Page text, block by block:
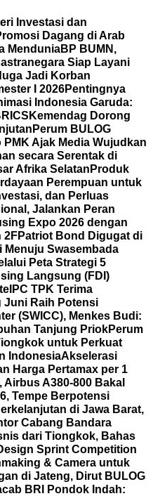
Investasi dan
Dagang di Arab
MenduniaBP BUMN,
Siap Layani
Jadi Korban
I 2026Pentingnya
Indonesia Garuda:
Kemendag Dorong
Perum BULOG
Ajak Media Wujudkan
secara Serentak di
Afrika Selatan Produk
Perempuan untuk
dan Perluas
Jalankan Peran
Expo 2026 dengan
2FPatriot Bond Digugat di
Menuju Swasembada
Peta Strategi 5
Langsung (FDI)
IPC TPK Terima
Juni Raih Potensi
(SWICC), Menkes Budi:
Tanjung PriokPerum
untuk Perkuat
IndonesiaAkselerasi
Harga Pertamax per 1
A380-800 Bakal
Tempe Berpotensi
di Jawa Barat,
Cabang Bandara
dari Tiongkok, Bahas
Sprint Competition
& Camera untuk
di Jateng, Dirut BULOG
BRI Pondok Indah: